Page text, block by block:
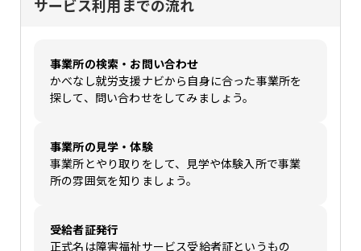
サービス利用までの流れ
事業所の検索・お問い合わせ
かべなし就労支援ナビから自身に合った事業所を
探して、問い合わせをしてみましょう。
事業所の見学・体験
事業所とやり取りをして、見学や体験入所で事業
所の雰囲気を知りましょう。
受給者証発行
正式名は障害福祉サービス受給者証というもの